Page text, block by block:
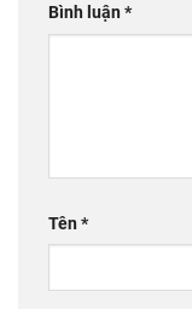
Bình luận*
Tên*